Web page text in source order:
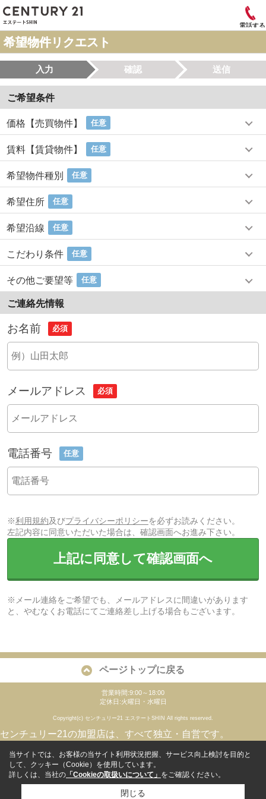
電話する
希望物件リクエスト
入力 確認 送信
ご希望条件
価格【売買物件】 任意
賃料【賃貸物件】 任意
希望物件種別 任意
希望住所 任意
希望沿線 任意
こだわり条件 任意
その他ご要望等 任意
ご連絡先情報
お名前 必須
メールアドレス 必須
電話番号 任意
※利用規約及びプライバシーポリシーを必ずお読みください。
左記内容に同意いただいた場合は、確認画面へお進み下さい。
上記に同意して確認画面へ
※メール連絡をご希望でも、メールアドレスに間違いがあります
と、やむなくお電話にてご連絡差し上げる場合もございます。
ページトップに戻る
営業時間:9:00～18:00
定休日:火曜日・水曜日
Copyright(c) センチュリー21 エステートSHIN All rights reserved.
センチュリー21の加盟店は、すべて独立・自営です。
当サイトでは、お客様の当サイト利用状況把握、サービス向上検討を目的と
して、クッキー（Cookie）を使用しています。
詳しくは、当社の 「Cookieの取扱いについて」 をご確認ください。
閉じる